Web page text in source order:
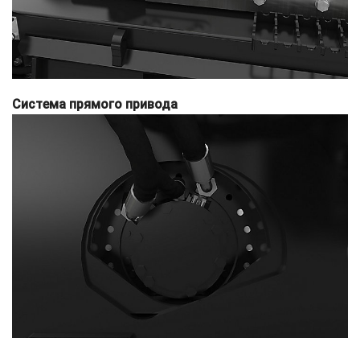
Система прямого привода